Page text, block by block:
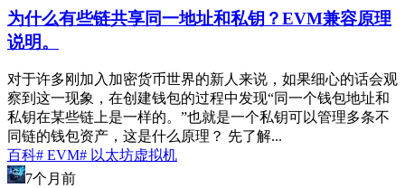
为什么有些链共享同一地址和私钥？EVM兼容原理
说明。
对于许多刚加入加密货币世界的新人来说，如果细心的话会观
察到这一现象，在创建钱包的过程中发现“同一个钱包地址和
私钥在某些链上是一样的。”也就是一个私钥可以管理多条不
同链的钱包资产，这是什么原理？ 先了解...
百科# EVM# 以太坊虚拟机
7个月前